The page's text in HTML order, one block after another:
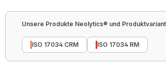
Unsere Produkte Neolytics® und
ISO 17034 CRM ISO 17034 RM